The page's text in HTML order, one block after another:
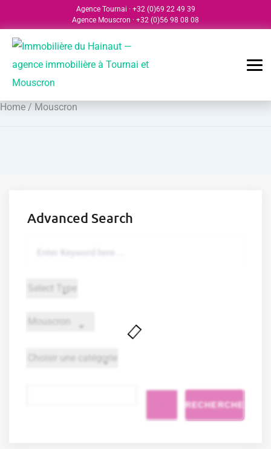
Agence Tournai · +32 (0)69 22 49 39
Agence Mouscron · +32 (0)56 98 08 08
Home / Mouscron
Advanced Search
RECHERCHE